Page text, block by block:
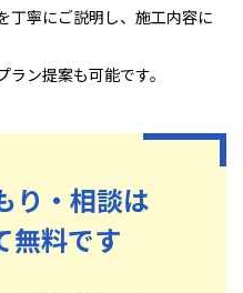
丁寧にご説明し、施工内容に
ン提案も可能です。
り・相談は
無料です